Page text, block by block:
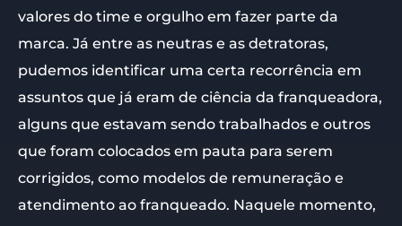
valores do time e orgulho em fazer parte da
marca. Já entre as neutras e as detratoras,
pudemos identificar uma certa recorrência em
assuntos que já eram de ciência da franqueadora,
alguns que estavam sendo trabalhados e outros
que foram colocados em pauta para serem
corrigidos, como modelos de remuneração e
atendimento ao franqueado. Naquele momento,